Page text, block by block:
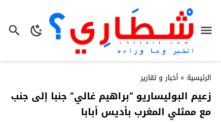
الرئيسية » أخبار و تقارير
زعيم البوليساريو “براهيم غالي” جنبا إلى جنب
مع ممثلي المغرب بأديس أبابا